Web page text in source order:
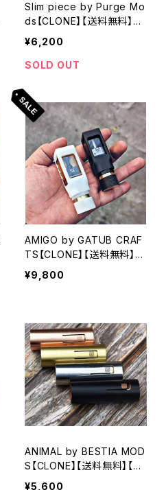
Slim piece by Purge Mo
ds【CLONE】【送料無料】
【カラー各種】【Brass + ult
em & delrin】【25MM】【1 x
18650】【Hybrid tube mo
¥6,200
SOLD OUT
AMIGO by GATUB CRAF
TS【CLONE】【送料無料】【1
x 18350 / 18650】【Mech
anical Mod】【Compatibl
タバコ】
¥9,800
ANIMAL by BESTIA MOD
S【CLONE】【送料無料】【カ
ラー各種】【18650】【27M
¥5,600